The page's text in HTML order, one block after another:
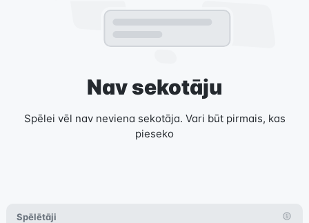
Nav sekotāju
Spēlei vēl nav neviena sekotāja. Vari būt pirmais, kas
pieseko
Spēlētāji